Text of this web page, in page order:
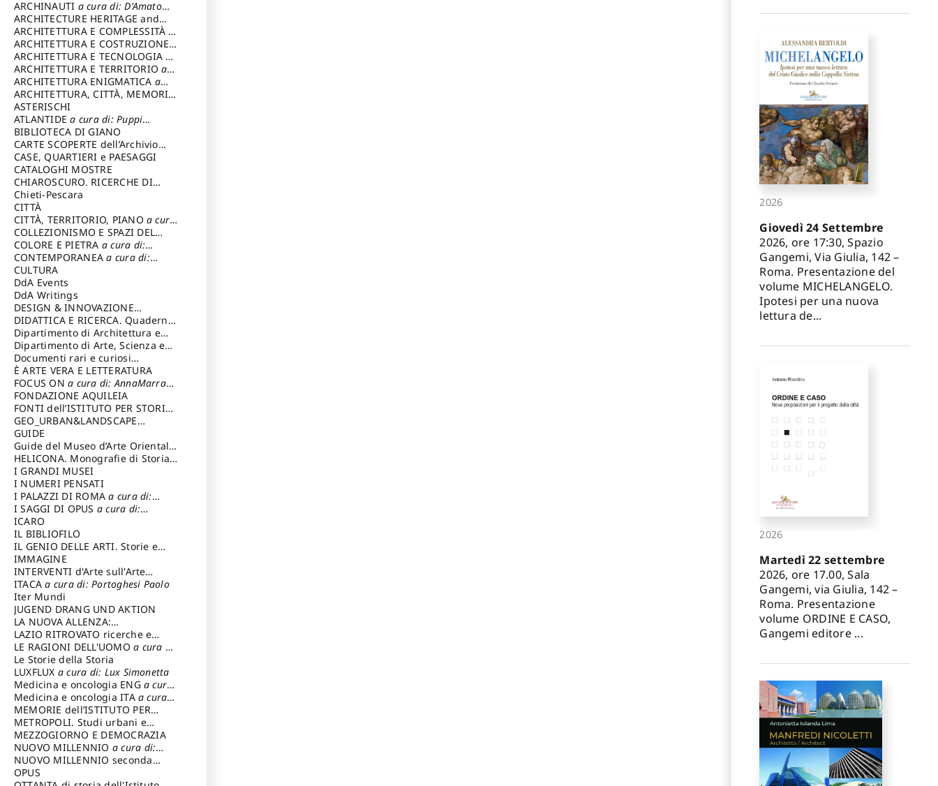
Varagnoli Claudio
ARCHINAUTI a cura di: D'Amato
Claudio
ARCHITECTURE HERITAGE and
DESIGN
ARCHITETTURA E COMPLESSITÀ a
cura di: Piva Antonio
ARCHITETTURA E COSTRUZIONEa
cura di: Poretti Sergio
ARCHITETTURA E TECNOLOGIA a
cura di: Carrara Gianfranco
ARCHITETTURA E TERRITORIOa
cura di: Pietrogrande Enrico
ARCHITETTURA ENIGMATICA a
cura di: Lenci Ruggero
ARCHITETTURA, CITTÀ, MEMORIA
a cura di: Valeriani Enrico
ASTERISCHI
ATLANTIDEa cura di: Puppi
Lionello
BIBLIOTECA DI GIANO
CARTE SCOPERTE dell’Archivio
Storico Capitolino
CASE, QUARTIERI e PAESAGGI
CATALOGHI MOSTRE
CHIAROSCURO. RICERCHE DI
STORIA E STORIA DELL'ARTE
cura di: Di Carpegna Falconieri
Tommaso
Chieti-Pescara
CITTÀ
CITTÀ, TERRITORIO, PIANO a cura
di: Imbesi Giuseppe
COLLEZIONISMO E SPAZI DEL
COLLEZIONISMO a cura di:
Magnani Lauro
COLORE E PIETRA a cura di:
Selvaggi Giuseppe
CONTEMPORANEAa cura di:
Gubinelli Luna
CULTURA
DdA Events
DdA Writings
DESIGN & INNOVAZIONE
TECNOLOGICAa cura di: Vallicelli
Andrea
DIDATTICA E RICERCA. Quaderni
della Scuola
Dipartimento di Architettura e
Analisi della Città Mediterranea
Dipartimento di Arte, Scienza e
Tecnica del Costuire
Documenti rari e curiosi
dall'Archivio Segreto
È ARTE VERA E LETTERATURA
FOCUS ONa cura di: AnnaMarra
Contemporanea
FONDAZIONE AQUILEIA
FONTI dell’ISTITUTO PER STORIA
DEL RISORGIMENTO
GEO_URBAN&LANDSCAPE
PLANNING (GULP)
Trusiani Elio
GUIDE
Guide del Museo d’Arte Orientale
“Giuseppe Tucci”
HELICONA. Monografie di Storia
dell'Artea cura di: Gallo Marco
I GRANDI MUSEI
I NUMERI PENSATI
I PALAZZI DI ROMAa cura di:
Ippoliti Alessandro
I SAGGI DI OPUS a cura di:
Scalesse Tommaso
ICARO
IL BIBLIOFILO
IL GENIO DELLE ARTI. Storie e
interpretazione
IMMAGINE
INTERVENTI d'Arte sull'Arte
dedicata alla cultura della
conservazione d’arte
Fondazione Paola Droghetti onlus
ITACAa cura di: Portoghesi Paolo
Iter Mundi
JUGEND DRANG UND AKTION
LA NUOVA ALLENZA:
ARCHITETTURA & AMBIENTE
LAZIO RITROVATO ricerche e
restauri
LE RAGIONI DELL'UOMOa cura di:
Lombardi Satriani Luigi
Le Storie della Storia
LUXFLUX a cura di: Lux Simonetta
Medicina e oncologia ENG a cura
di: Lopez Massimo
Medicina e oncologia ITA a cura
di: Lopez Massimo
MEMORIE dell’ISTITUTO PER
STORIA DEL RISORGIMENTO
METROPOLI. Studi urbani e
regionali
MEZZOGIORNO E DEMOCRAZIA
NUOVO MILLENNIO a cura di:
Capaldo Pellegrino
NUOVO MILLENNIO seconda
serie
OPUS
2026
Giovedì 24 Settembre
2026, ore 17:30, Spazio
Gangemi, Via Giulia, 142 –
Roma. Presentazione del
volume MICHELANGELO.
Ipotesi per una nuova
lettura de...
2026
Martedì 22 settembre
2026, ore 17.00, Sala
Gangemi, via Giulia, 142 –
Roma. Presentazione
volume ORDINE E CASO,
Gangemi editore ...